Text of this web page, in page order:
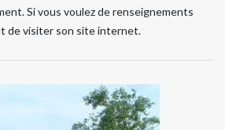
Si vous voulez de renseignements
de visiter son site internet.